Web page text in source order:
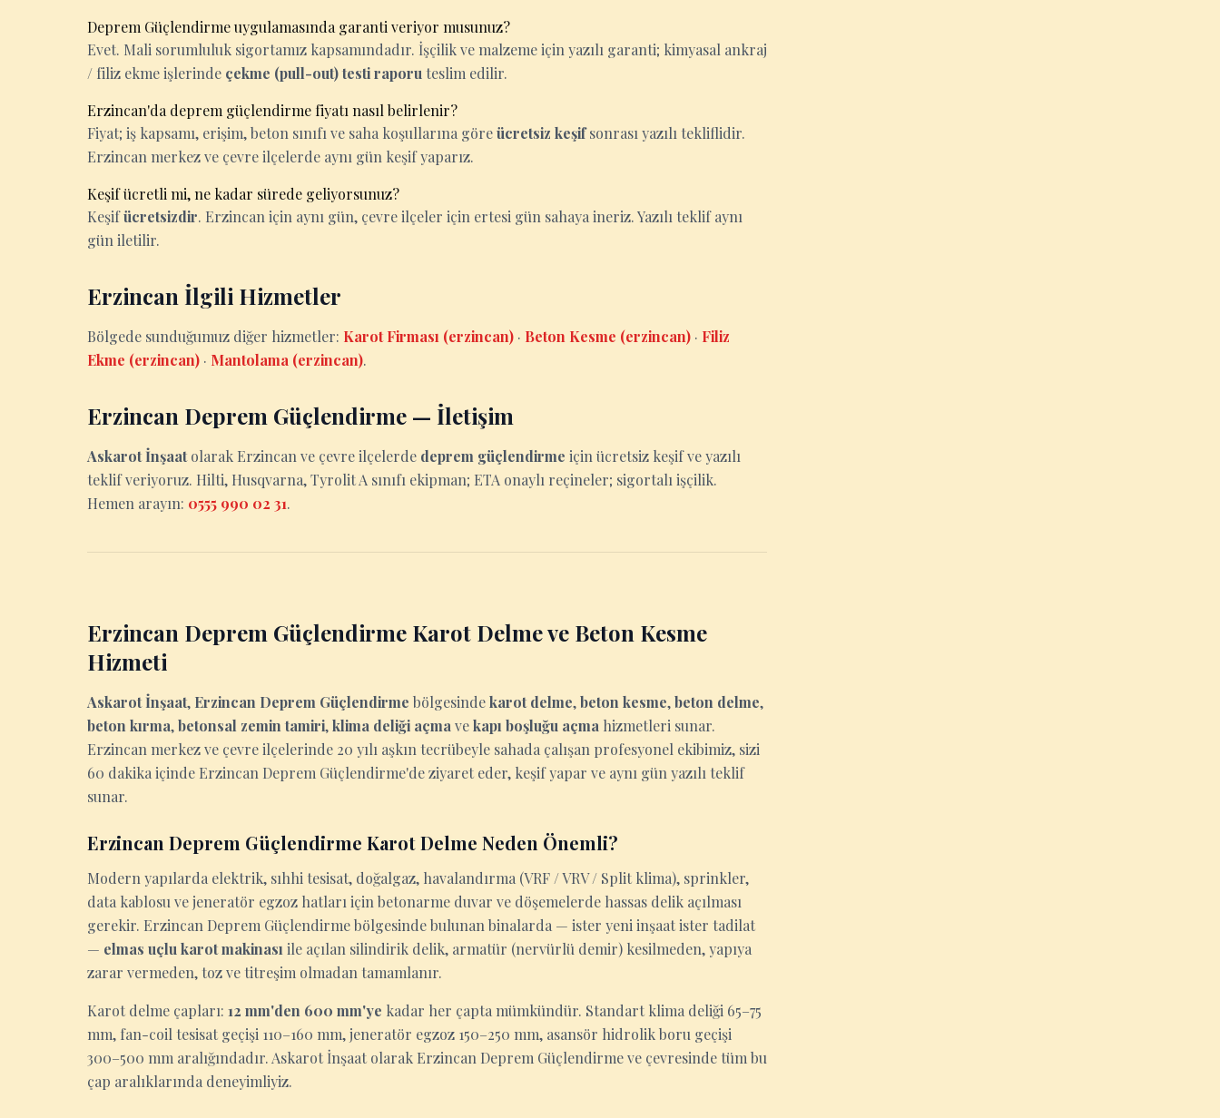
Deprem Güçlendirme uygulamasında garanti veriyor musunuz?
Evet. Mali sorumluluk sigortamız kapsamındadır. İşçilik ve malzeme için yazılı garanti; kimyasal ankraj
/ filiz ekme işlerinde çekme (pull-out) testi raporu teslim edilir.
Erzincan'da deprem güçlendirme fiyatı nasıl belirlenir?
Fiyat; iş kapsamı, erişim, beton sınıfı ve saha koşullarına göreücretsiz keşifsonrası yazılı tekliflidir.
Erzincan merkez ve çevre ilçelerde aynı gün keşif yaparız.
Keşif ücretli mi, ne kadar sürede geliyorsunuz?
Keşifücretsizdir. Erzincan için aynı gün, çevre ilçeler için ertesi gün sahaya ineriz. Yazılı teklif aynı
gün iletilir.
Erzincan İlgili Hizmetler
Bölgede sunduğumuz diğer hizmetler: Karot Firması (erzincan) · Beton Kesme (erzincan) · Filiz
Ekme (erzincan) · Mantolama (erzincan).
Erzincan Deprem Güçlendirme — İletişim
Askarot İnşaatolarak Erzincan ve çevre ilçelerde deprem güçlendirme için ücretsiz keşif ve yazılı
teklif veriyoruz. Hilti, Husqvarna, Tyrolit A sınıfı ekipman; ETA onaylı reçineler; sigortalı işçilik.
Hemen arayın: 0555 990 02 31.
Erzincan Deprem Güçlendirme Karot Delme ve Beton Kesme
Hizmeti
Askarot İnşaat, Erzincan Deprem Güçlendirme bölgesindekarot delme,beton kesme,beton delme,
beton kırma,betonsal zemin tamiri,klima deliği açma vekapı boşluğu açma hizmetleri sunar.
Erzincan merkez ve çevre ilçelerinde 20 yılı aşkın tecrübeyle sahada çalışan profesyonel ekibimiz, sizi
60 dakika içinde Erzincan Deprem Güçlendirme'de ziyaret eder, keşif yapar ve aynı gün yazılı teklif
sunar.
Erzincan Deprem Güçlendirme Karot Delme Neden Önemli?
Modern yapılarda elektrik, sıhhi tesisat, doğalgaz, havalandırma (VRF / VRV / Split klima), sprinkler,
data kablosu ve jeneratör egzoz hatları için betonarme duvar ve döşemelerde hassas delik açılması
gerekir. Erzincan Deprem Güçlendirme bölgesinde bulunan binalarda — ister yeni inşaat ister tadilat
— elmas uçlu karot makinası ile açılan silindirik delik, armatür (nervürlü demir) kesilmeden, yapıya
zarar vermeden, toz ve titreşim olmadan tamamlanır.
Karot delme çapları: 12 mm'den 600 mm'ye kadar her çapta mümkündür. Standart klima deliği 65–75
mm, fan-coil tesisat geçişi 110–160 mm, jeneratör egzoz 150–250 mm, asansör hidrolik boru geçişi
300–500 mm aralığındadır. Askarot İnşaat olarak Erzincan Deprem Güçlendirme ve çevresinde tüm bu
çap aralıklarında deneyimliyiz.